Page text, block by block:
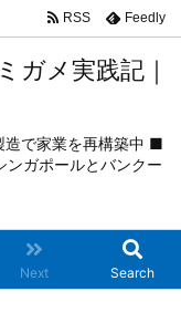
ガメ実践記｜
造で家業を再構築中 ■
ンガポールとバンクー
Next Search
RSS Feedly